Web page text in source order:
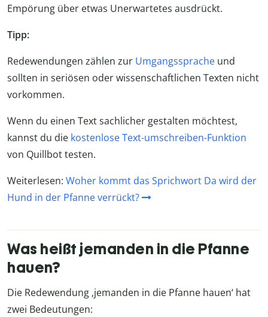
Empörung über etwas Unerwartetes ausdrückt.
Tipp:
Redewendungen zählen zur Umgangssprache und
sollten in seriösen oder wissenschaftlichen Texten nicht
vorkommen.
Wenn du einen Text sachlicher gestalten möchtest,
kannst du die kostenlose Text-umschreiben-Funktion
von Quillbot testen.
Weiterlesen: Woher kommt das Sprichwort Da wird der
Hund in der Pfanne verrückt?
Was heißt jemanden in die Pfanne
hauen?
Die Redewendung ‚jemanden in die Pfanne hauen‘ hat
zwei Bedeutungen: